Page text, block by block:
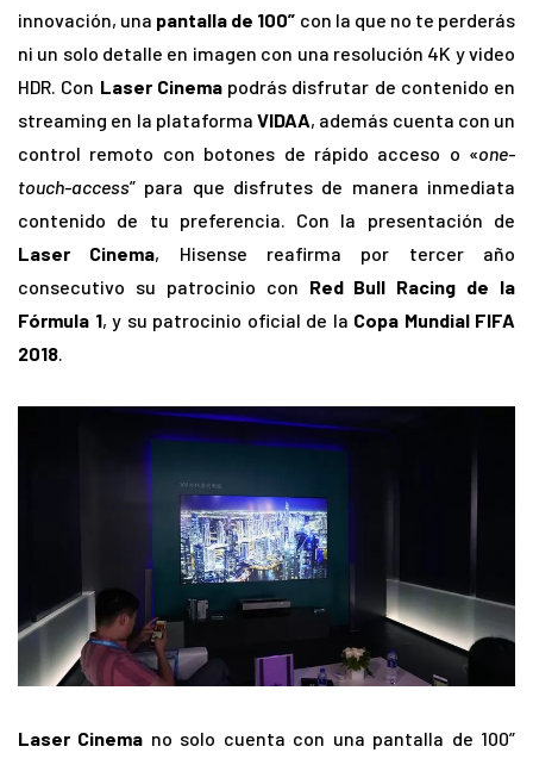
innovación, una pantalla de 100” con la que no te perderás
ni un solo detalle en imagen con una resolución 4K y video
HDR. Con Laser Cinemapodrás disfrutar de contenido en
streaming en la plataforma VIDAA, además cuenta con un
control remoto con botones de rápido acceso o «one-
touch-access” para que disfrutes de manera inmediata
contenido de tu preferencia. Con la presentación de
Laser Cinema, Hisense reafirma por tercer año
consecutivo su patrocinio con Red Bull Racing de la
Fórmula 1, y su patrocinio oficial de la Copa Mundial FIFA
2018.
Laser Cinema no solo cuenta con una pantalla de 100”